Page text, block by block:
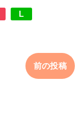
L
前の投稿